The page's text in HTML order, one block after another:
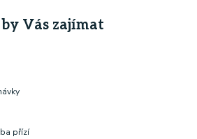
Vás zajímat
přízí